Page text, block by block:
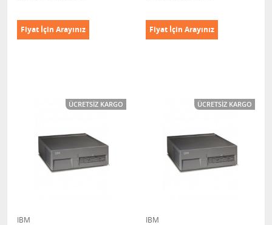
Fiyat İçin Arayınız Fiyat İçin Arayınız
ÜCRETSIZ KARGO
IBM
ÜCRETSIZ KARGO
IBM